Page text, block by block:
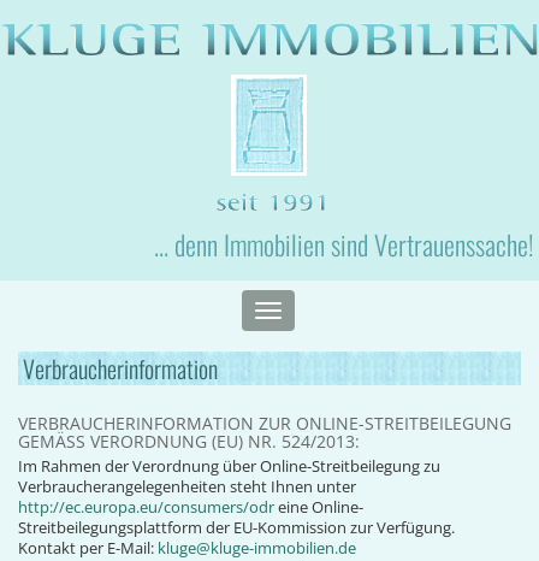
... denn Immobilien sind Vertrauenssache!
Toggle
navigation
Verbraucherinformation
VERBRAUCHERINFORMATION ZUR ONLINE-STREITBEILEGUNG
GEMÄSS VERORDNUNG (EU) NR. 524/2013:
Im Rahmen der Verordnung über Online-Streitbeilegung zu
Verbraucherangelegenheiten steht Ihnen unter
http://ec.europa.eu/consumers/odreine Online-
Streitbeilegungsplattform der EU-Kommission zur Verfügung.
Kontakt per E-Mail: kluge@kluge-immobilien.de